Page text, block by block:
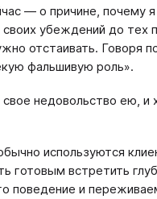
― о причине, почему
убеждений до тех
отстаивать. Говоря
фальшивую роль».
недовольство ею, и
используются
готовым встретить
поведение и